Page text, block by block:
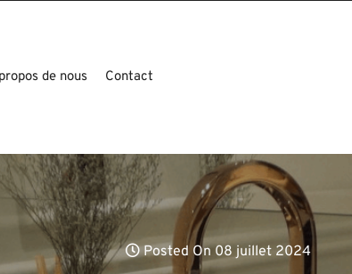
de nous Contact
Posted On 08 juillet 2024